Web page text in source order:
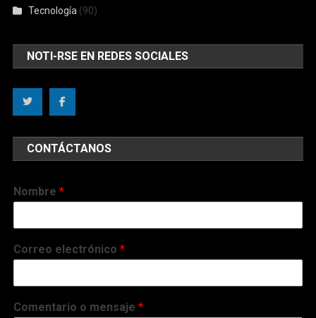
Tecnología (90)
NOTI-RSE EN REDES SOCIALES
CONTÁCTANOS
Nombre*
Correo electrónico*
Comentario o mensaje*